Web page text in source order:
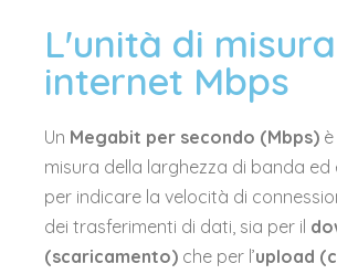
L'unità di misura
internet Mbps
Un Megabit per secondo (Mbps)
misura della larghezza di banda ed
per indicare la velocità di
dei trasferimenti di dati, sia per il
(scaricamento) che per l’upload